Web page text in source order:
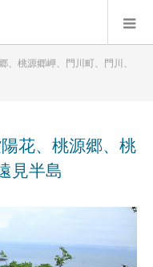
、桃源郷岬、門川町、門川、
花、桃源郷、桃
見半島